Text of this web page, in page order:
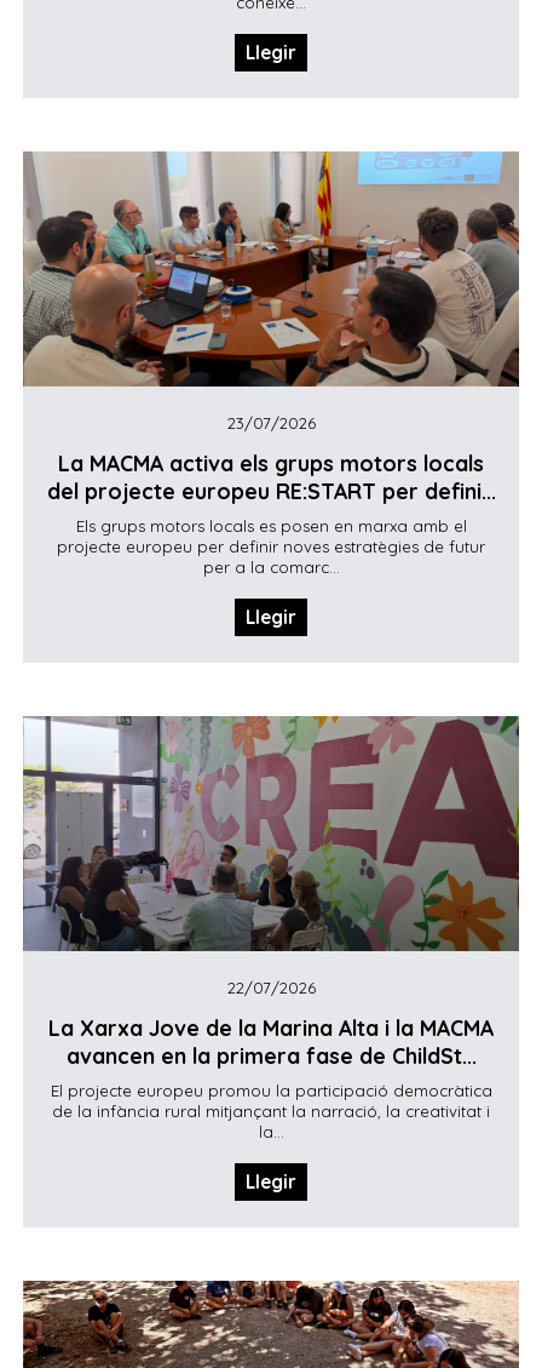
Llegir
23/07/2026
La MACMA activa els grups motors locals
del projecte europeu RE:START per defini...
Els grups motors locals es posen en marxa amb el
projecte europeu per definir noves estratègies de futur
per a la comarc...
Llegir
22/07/2026
La Xarxa Jove de la Marina Alta i la MACMA
avancen en la primera fase de ChildSt...
El projecte europeu promou la participació democràtica
de la infància rural mitjançant la narració, la creativitat i
la...
Llegir